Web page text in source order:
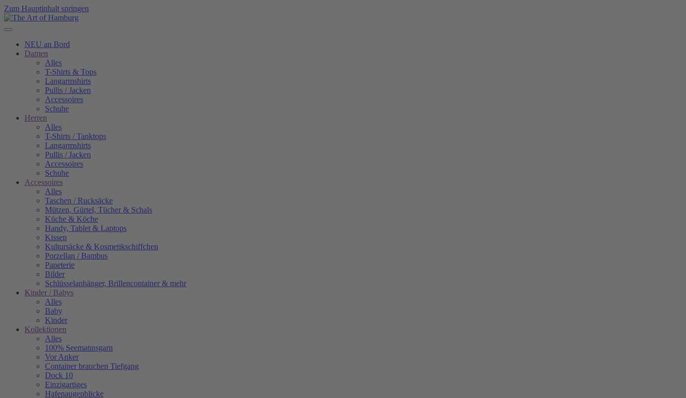
Zum Hauptinhalt springen
NEU an Bord
Damen
Alles
T-Shirts & Tops
Langarmshirts
Pullis / Jacken
Accessoires
Schuhe
Herren
Alles
T-Shirts / Tanktops
Langarmshirts
Pullis / Jacken
Accessoires
Schuhe
Accessoires
Alles
Taschen / Rucksäcke
Mützen, Gürtel, Tücher & Schals
Küche & Köche
Handy, Tablet & Laptops
Kissen
Kultursäcke & Kosmetikschiffchen
Porzellan / Bambus
Papeterie
Bilder
Schlüsselanhänger, Brillencontainer & mehr
Kinder / Babys
Alles
Baby
Kinder
Kollektionen
Alles
100% Seemannsgarn
Vor Anker
Container brauchen Tiefgang
Dock 10
Einzigartiges
Hafenaugen­blicke